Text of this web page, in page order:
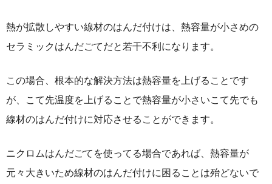
熱が拡散しやすい線材のはんだ付けは、熱容量が小さめの
セラミックはんだごてだと若干不利になります。
この場合、根本的な解決方法は熱容量を上げることです
が、こて先温度を上げることで熱容量が小さいこて先でも
線材のはんだ付けに対応させることができます。
ニクロムはんだごてを使ってる場合であれば、熱容量が
元々大きいため線材のはんだ付けに困ることは殆どないで